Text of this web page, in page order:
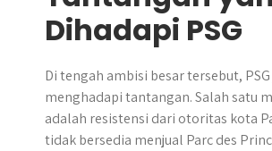
Dihadapi PSG
Di tengah ambisi besar tersebut, PSG
menghadapi tantangan. Salah satu
adalah resistensi dari otoritas kota
tidak bersedia menjual Parc des